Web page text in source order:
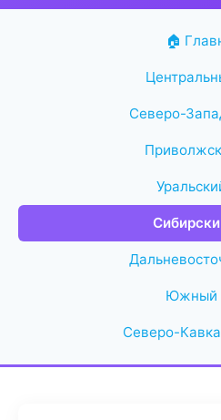
🏠
Северо-
Южный
Северо-